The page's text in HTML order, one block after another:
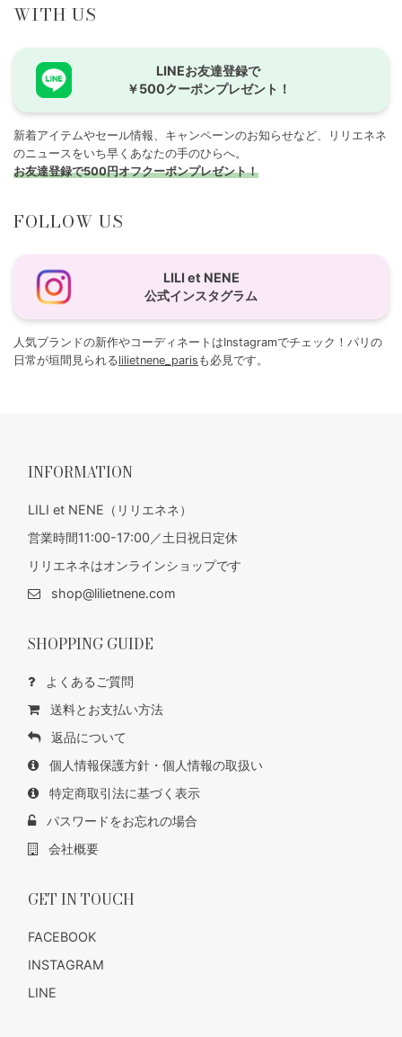
WITH US
LINEお友達登録で
￥500クーポンプレゼント！
新着アイテムやセール情報、キャンペーンのお知らせなど、リリエネネ
のニュースをいち早くあなたの手のひらへ。
お友達登録で500円オフクーポンプレゼント！
FOLLOW US
LILI et NENE
公式インスタグラム
人気ブランドの新作やコーディネートはInstagramでチェック！パリの
日常が垣間見られるlilietnene_paris も必見です。
INFORMATION
LILI et NENE（リリエネネ）
営業時間11:00-17:00／土日祝日定休
リリエネネはオンラインショップです
shop@lilietnene.com
SHOPPING GUIDE
よくあるご質問
送料とお支払い方法
返品について
個人情報保護方針・個人情報の取扱い
特定商取引法に基づく表示
パスワードをお忘れの場合
会社概要
GET IN TOUCH
FACEBOOK
INSTAGRAM
LINE